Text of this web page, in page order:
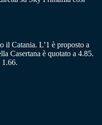
il Catania. L’1 è proposto a
Casertana è quotato a 4.85.
1.66.